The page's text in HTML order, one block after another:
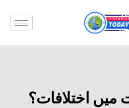
میں اختلافات؟